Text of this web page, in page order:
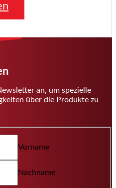
an, um spezielle
über die Produkte zu
Vorname
Nachname